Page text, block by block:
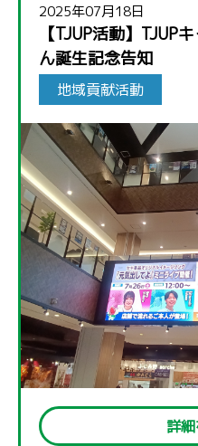
2025年07月18日
【TJUP活動】TJUP
ん誕生記念告知
地域貢献活動
詳